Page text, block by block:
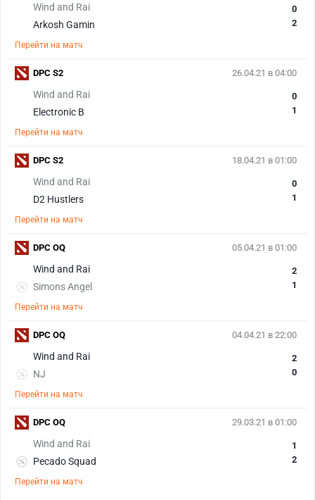
Wind and Rai
Arkosh Gamin
0
2
Перейти на матч
26.04.21 в 04:00
Wind and Rai
Electronic B
0
1
Перейти на матч
DPC S2
18.04.21 в 01:00
Wind and Rai
D2 Hustlers
0
1
Перейти на матч
DPC S2
05.04.21 в 01:00
Wind and Rai
Simons Angel
2
1
Перейти на матч
DPC OQ
04.04.21 в 22:00
Wind and Rai
NJ
2
0
Перейти на матч
DPC OQ
29.03.21 в 01:00
Wind and Rai
Pecado Squad
1
2
Перейти на матч
DPC OQ